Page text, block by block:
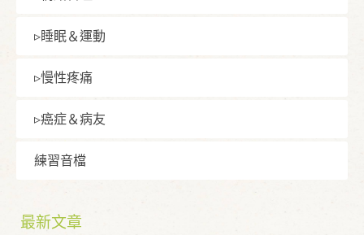
▹睡眠＆運動
▹慢性疼痛
▹癌症＆病友
練習⾳檔
最新文章